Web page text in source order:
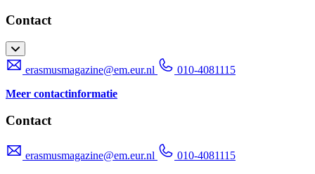
Contact
erasmusmagazine@em.eur.nl
010-4081115
Meer contactinformatie
Contact
erasmusmagazine@em.eur.nl
010-4081115